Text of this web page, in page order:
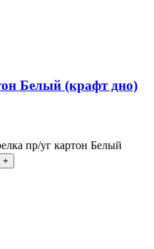
Белый (крафт дно)
пр/уг картон Белый